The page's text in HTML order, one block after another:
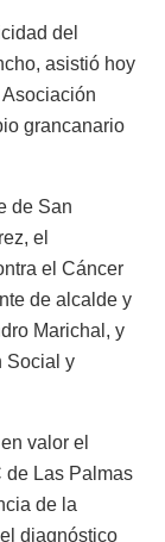
del
asistió hoy
grancanario
de San
el
el Cáncer
de alcalde y
Marichal, y
Social y
valor el
de Las Palmas
de la
diagnóstico